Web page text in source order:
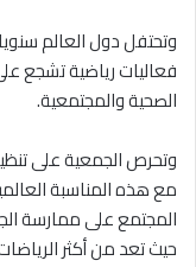
وتحتفل دول العالم
فعاليات رياضية تشجع
الصحية والمجتمعية.
وتحرص الجمعية على
مع هذه المناسبة
المجتمع على ممارسة
حيث تعد من أكثر